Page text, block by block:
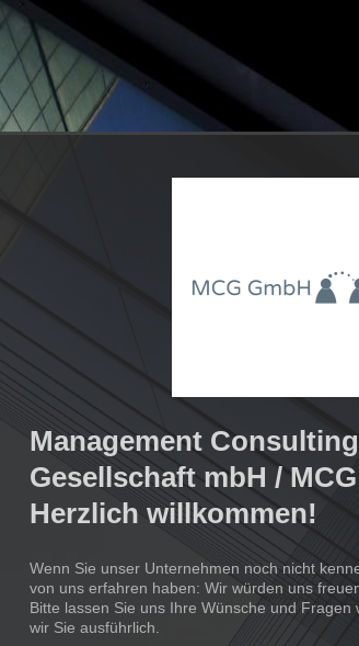
Management Consulting
Gesellschaft mbH /
Herzlich willkommen!
Wenn Sie unser Unternehmen noch nicht
von uns erfahren haben: Wir würden uns
Bitte lassen Sie uns Ihre Wünsche und Fragen
wir Sie ausführlich.